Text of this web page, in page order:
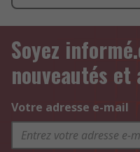
Soyez
nouveautés
Votre adresse e-mail